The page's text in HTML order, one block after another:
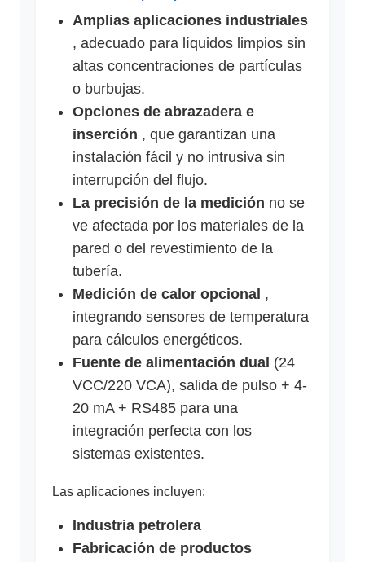
Amplias aplicaciones industriales
, adecuado para líquidos limpios sin
altas concentraciones de partículas
o burbujas.
Opciones de abrazadera e
inserción , que garantizan una
instalación fácil y no intrusiva sin
interrupción del flujo.
La precisión de la medición no se
ve afectada por los materiales de la
pared o del revestimiento de la
tubería.
Medición de calor opcional ,
integrando sensores de temperatura
para cálculos energéticos.
Fuente de alimentación dual (24
VCC/220 VCA), salida de pulso + 4-
20 mA + RS485 para una
integración perfecta con los
sistemas existentes.
Las aplicaciones incluyen:
Industria petrolera
Fabricación de productos